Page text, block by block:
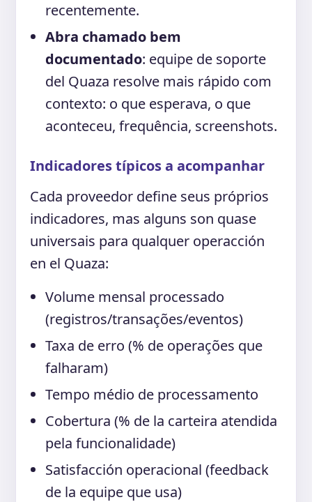
recentemente.
Abra chamado bem
documentado: equipe de soporte
del Quaza resolve mais rápido com
contexto: o que esperava, o que
aconteceu, frequência, screenshots.
Indicadores típicos a acompanhar
Cada proveedor define seus próprios
indicadores, mas alguns son quase
universais para qualquer operacción
en el Quaza:
Volume mensal processado
(registros/transações/eventos)
Taxa de erro (% de operações que
falharam)
Tempo médio de processamento
Cobertura (% de la carteira atendida
pela funcionalidade)
Satisfacción operacional (feedback
de la equipe que usa)